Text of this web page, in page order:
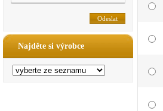
Najděte si výrobce